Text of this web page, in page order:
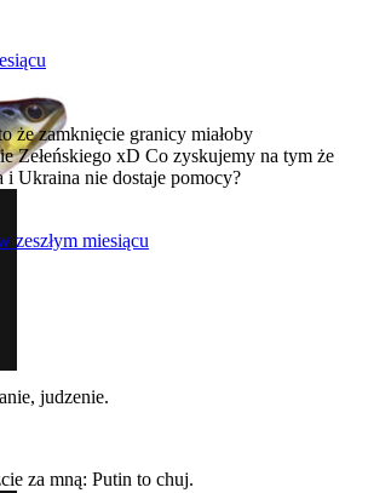
że zamknięcie granicy miałoby
Zełeńskiego xD Co zyskujemy na tym że
i Ukraina nie dostaje pomocy?
zeszłym miesiącu
judzenie.
za mną: Putin to chuj.